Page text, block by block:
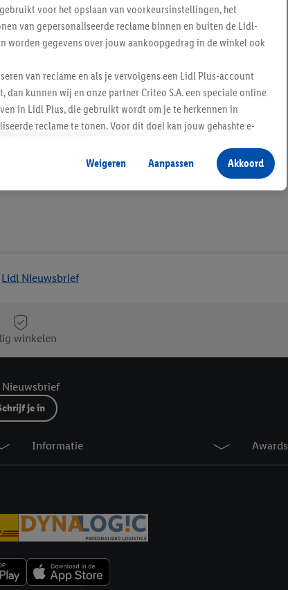
Lidl Nieuwsbrief
winkelen
Nieuwsbrief
je in
Informatie Awards
voor het opslaan van voorkeursinstellingen, het
van gepersonaliseerde reclame binnen en buiten de Lidl-
worden gegevens over jouw aankoopgedrag in de winkel ook
van reclame en als je vervolgens een Lidl Plus-account
kunnen wij en onze partner Criteo S.A. een speciale online
in Lidl Plus, die gebruikt wordt om je te herkennen in
reclame te tonen. Voor dit doel kan jouw gehashte e-
advertenties worden weergegeven voor producten waarin je
in een winkelmandje van een online winkel te plaatsen
vergelijkbare technieken en met welke
vinden over de gegevensverwerking.
voor alle bovengenoemde doeleinden. Meer informatie,
om jouw toestemming op elk gewenst moment in te
Weigeren Aanpassen Akkoord